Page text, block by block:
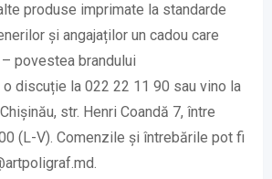
produse imprimate la standarde
și angajaților un cadou care
povestea brandului
discuție la 022 22 11 90 sau vino la
str. Henri Coandă 7, între
(L-V). Comenzile și întrebările pot fi